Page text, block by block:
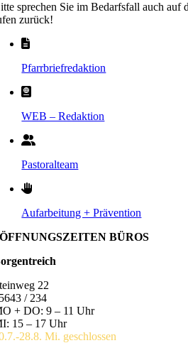
sprechen Sie im Bedarfsfall auch auf
zurück!
Pfarrbriefredaktion
WEB – Redaktion
Pastoralteam
Aufarbeitung + Prävention
ÖFFNUNGSZEITEN BÜROS
22
/ 234
+ DO: 9 – 11 Uhr
15 – 17 Uhr
28.8. Mi. geschlossen